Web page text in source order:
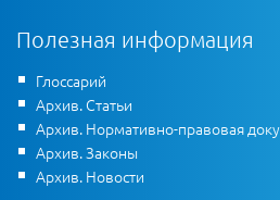
Полезная информация
Глоссарий
Архив. Статьи
Архив. Нормативно-правовая
Архив. Законы
Архив. Новости